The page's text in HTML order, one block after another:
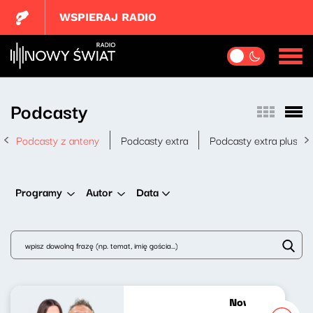
WSPIERAJ RADIO
Podcasty
Podcasty z anteny Podcasty extra Podcasty extra plus
Programy Autor Data
Nowy świt